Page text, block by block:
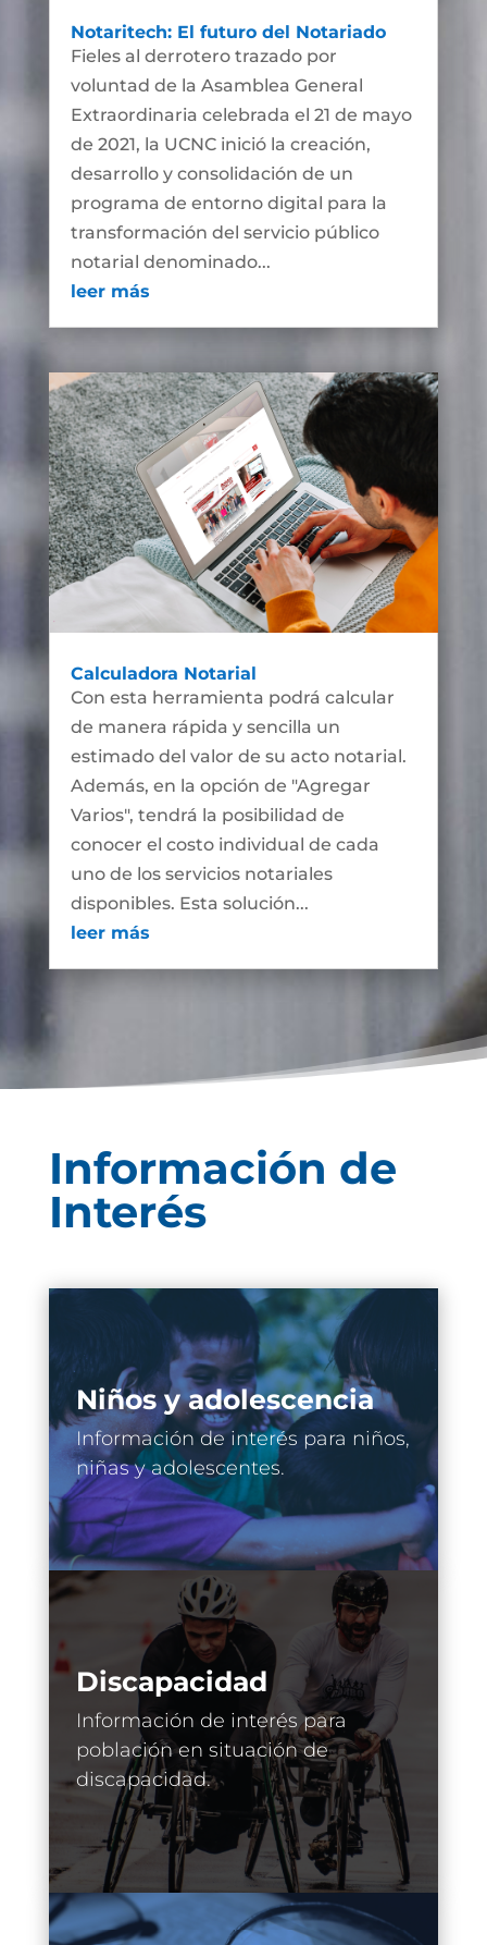
Notaritech: El futuro del Notariado
Fieles al derrotero trazado por
voluntad de la Asamblea General
Extraordinaria celebrada el 21 de mayo
de 2021, la UCNC inició la creación,
desarrollo y consolidación de un
programa de entorno digital para la
transformación del servicio público
notarial denominado...
leer más
Calculadora Notarial
Con esta herramienta podrá calcular
de manera rápida y sencilla un
estimado del valor de su acto notarial.
Además, en la opción de "Agregar
Varios", tendrá la posibilidad de
conocer el costo individual de cada
uno de los servicios notariales
disponibles. Esta solución...
leer más
Información de
Interés
Niños y adolescencia
Información de interés para niños,
niñas y adolescentes.
Discapacidad
Información de interés para
población en situación de
discapacidad.